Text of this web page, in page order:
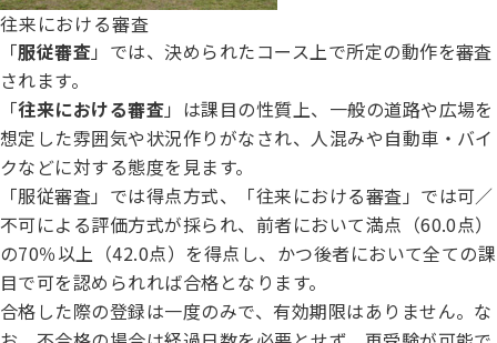
長寿犬表彰について
災害救助犬の育成
ジャックブログ
人工授精について
子犬を繁殖した方へ 〜 子犬の正式な名前のつけ方
血統証明書・よくあるご質問
Obtaining the JKC Certified Export Pedigree
BH
ドッグダンス
トリミング競技会
ハンドリング競技会
往来における審査
「服従審査」では、決められたコース上で所定の動作を審査
されます。
「往来における審査」は課目の性質上、一般の道路や広場を
想定した雰囲気や状況作りがなされ、人混みや自動車・バイ
クなどに対する態度を見ます。
「服従審査」では得点方式、「往来における審査」では可／
不可による評価方式が採られ、前者において満点（60.0点）
の70％以上（42.0点）を得点し、かつ後者において全ての課
目で可を認められれば合格となります。
合格した際の登録は一度のみで、有効期限はありません。な